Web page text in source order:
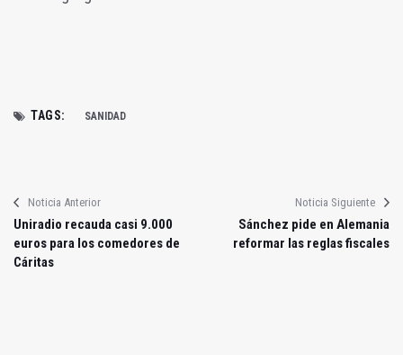
TAGS: SANIDAD
Noticia Anterior
Uniradio recauda casi 9.000
euros para los comedores de
Cáritas
Noticia Siguiente
Sánchez pide en Alemania
reformar las reglas fiscales